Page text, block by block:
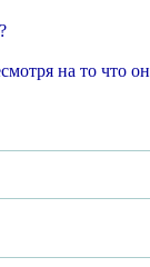
на то что